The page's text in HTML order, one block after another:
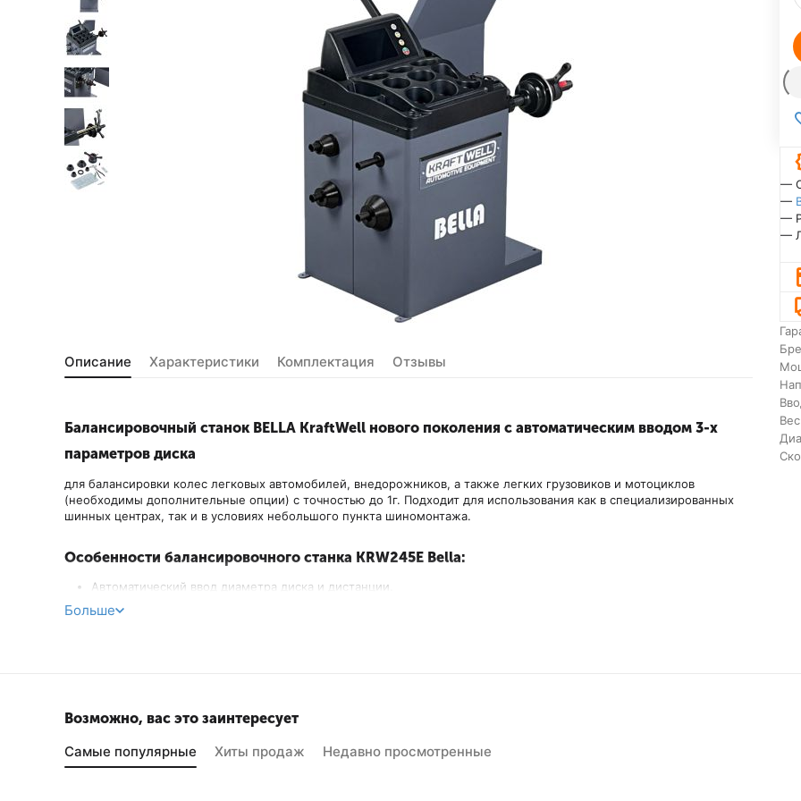
—
—
—
—
Описание Характеристики Комплектация Отзывы
Балансировочный станок BELLA KraftWell нового поколения с автоматическим вводом 3-х
параметров диска
для балансировки колес легковых автомобилей, внедорожников, а также легких грузовиков и мотоциклов
(необходимы дополнительные опции) с точностью до 1г. Подходит для использования как в специализированных
шинных центрах, так и в условиях небольшого пункта шиномонтажа.
Особенности балансировочного станка KRW245E Bella:
Автоматический ввод диаметра диска и дистанции.
Автоматический ввод ширины диска при помощи ультразвукового датчика.
Продвинутые и более точные режимы балансировки EALU-1 и EALU-2, аналог режима Direct3D
или «12» часов.
Больше
Возможно, вас это заинтересует
Самые популярные
Хиты продаж Недавно просмотренные